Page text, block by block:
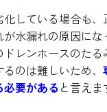
している場合も、
水漏れの原因に
レンホースのた
のは難しいため、
要がある と言えま